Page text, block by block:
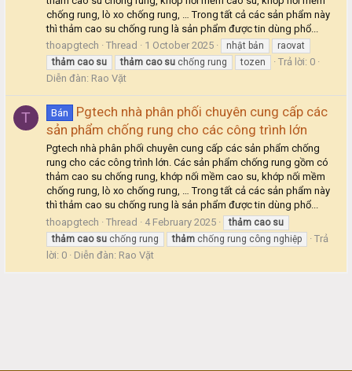
chống rung, lò xo chống rung, … Trong tất cả các sản phẩm này
thì thảm cao su chống rung là sản phẩm được tin dùng phổ...
thoapgtech
Thread 1 October 2025 nhật bản
raovat
thảm cao su thảm cao su chống rung tozen
Trả lời: 0
Diễn đàn: Rao Vặt
T Bán
Pgtech nhà phân phối chuyên cung cấp các
sản phẩm chống rung cho các công trình lớn
Pgtech nhà phân phối chuyên cung cấp các sản phẩm chống
rung cho các công trình lớn. Các sản phẩm chống rung gồm có
thảm cao su chống rung, khớp nối mềm cao su, khớp nối mềm
chống rung, lò xo chống rung, … Trong tất cả các sản phẩm này
thì thảm cao su chống rung là sản phẩm được tin dùng phổ...
thoapgtech
Thread 4 February 2025 thảm cao su
thảm cao su chống rung thảm chống rung công nghiệp
Trả
lời: 0
Diễn đàn: Rao Vặt